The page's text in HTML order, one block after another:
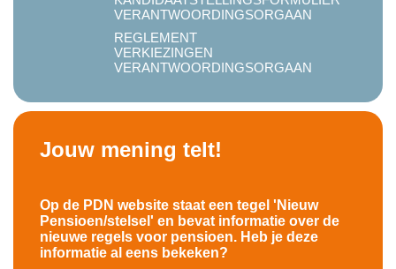
VERANTWOORDINGSORGAAN
REGLEMENT
VERKIEZINGEN
VERANTWOORDINGSORGAAN
Jouw mening telt!
Op de PDN website staat een tegel 'Nieuw
Pensioen/stelsel' en bevat informatie over de
nieuwe regels voor pensioen. Heb je deze
informatie al eens bekeken?